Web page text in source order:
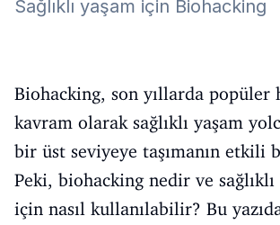
Sağlıklı yaşam için Biohacking
Biohacking, son yıllarda popüler
kavram olarak sağlıklı yaşam
bir üst seviyeye taşımanın etkili
Peki, biohacking nedir ve
için nasıl kullanılabilir? Bu